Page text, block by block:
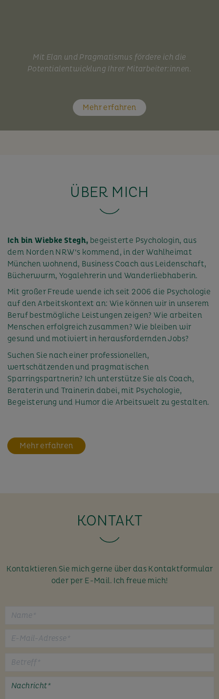
Mit Elan und Pragmatismus fördere ich die
Potentialentwicklung Ihrer Mitarbeiter:innen.
Mehr erfahren
ÜBER MICH
Ich bin Wiebke Stegh, begeisterte Psychologin, aus
dem Norden NRW‘s kommend, in der Wahlheimat
München wohnend, Business Coach aus Leidenschaft,
Bücherwurm, Yogalehrerin und Wanderliebhaberin.
Mit großer Freude wende ich seit 2006 die Psychologie
auf den Arbeitskontext an: Wie können wir in unserem
Beruf bestmögliche Leistungen zeigen? Wie arbeiten
Menschen erfolgreich zusammen? Wie bleiben wir
gesund und motiviert in herausfordernden Jobs?
Suchen Sie nach einer professionellen,
wertschätzenden und pragmatischen
Sparringspartnerin? Ich unterstütze Sie als Coach,
Beraterin und Trainerin dabei, mit Psychologie,
Begeisterung und Humor die Arbeitswelt zu gestalten.
Mehr erfahren
KONTAKT
Kontaktieren Sie mich gerne über das Kontaktformular
oder per E-Mail. Ich freue mich!